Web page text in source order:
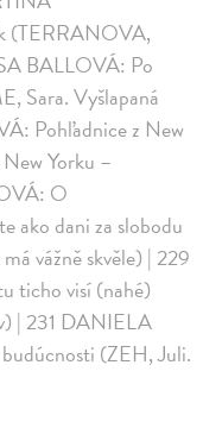
(TERRANOVA,
BALLOVÁ: Po
Sara. Vyšlapaná
Pohľadnice z New
Yorku –
O
ako dani za slobodu
vážně skvěle) | 229
ticho visí (nahé)
| 231 DANIELA
(ZEH, Juli.